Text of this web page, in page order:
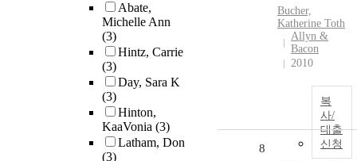
Abate,
Michelle Ann
(3)
Hintz, Carrie
(3)
Day, Sara K
(3)
Hinton,
KaaVonia (3)
Latham, Don
(3)
Bucher,
Katherine Toth
Allyn &
Bacon
2010
복
사/
대출
신청
8